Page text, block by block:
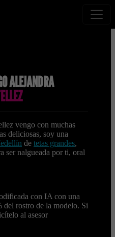
ALEJANDRA
vengo con muchas
deliciosas, soy una
de tetas grandes,
ser nalgueada por ti, oral
con IA con una
del rostro de la modelo. Si
al asesor